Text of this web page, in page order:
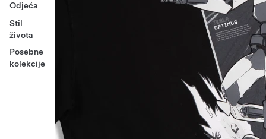
Odjeća
Stil
života
Posebne
kolekcije